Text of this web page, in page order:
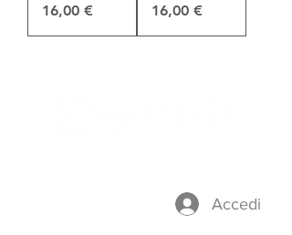
Prezzo
16,00 €
Prezzo
16,00 €
Accedi